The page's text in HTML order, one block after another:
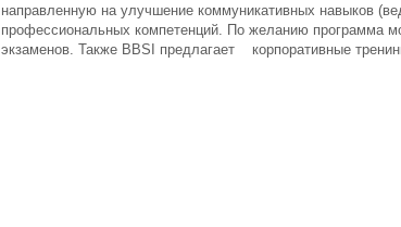
направленную на улучшение коммуникативных навыков
профессиональных компетенций. По желанию программа
экзаменов. Также BBSI предлагает корпоративные